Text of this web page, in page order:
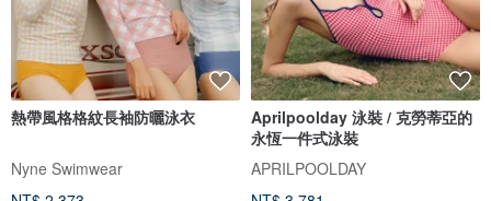
熱帶風格格紋長袖防曬泳衣
Nyne Swimwear
Aprilpoolday 泳裝 / 克勞蒂亞的
永恆一件式泳裝
APRILPOOLDAY